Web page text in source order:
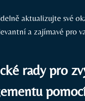
aktualizujte své
a zajímavé pro
rady pro